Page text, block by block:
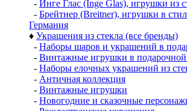
- Инге Глас (Inge Glas), игрушки из
- Брейтнер (Breitner), игрушки в
Германия
♦ Украшения из стекла (все бренды)
- Наборы шаров и украшений в
- Винтажные игрушки в подарочной
- Наборы елочных украшений из
- Античная коллекция
- Винтажные игрушки
- Новогодние и сказочные